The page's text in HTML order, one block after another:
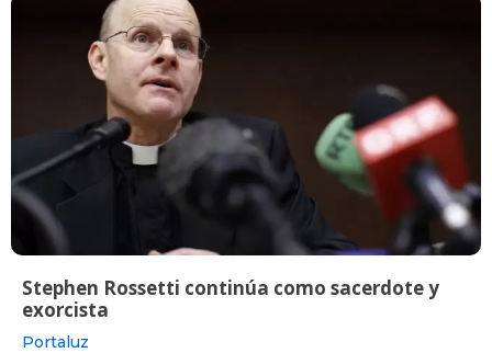
Stephen Rossetti continúa como sacerdote y
exorcista
Portaluz